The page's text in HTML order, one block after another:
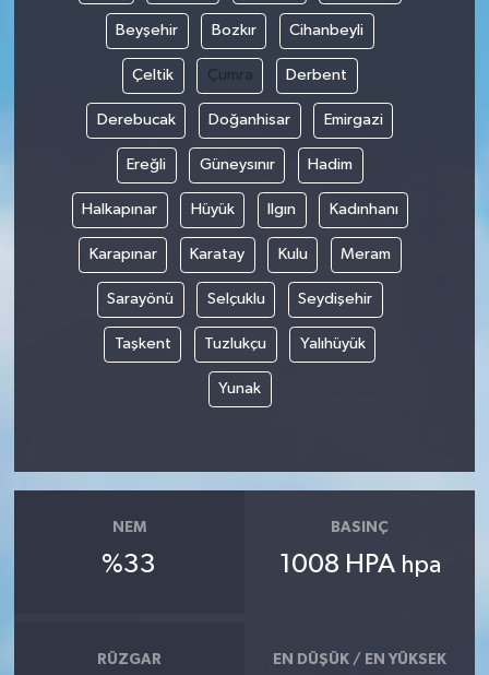
Beyşehir Bozkır Cihanbeyli
Çeltik Çumra Derbent
Derebucak Doğanhisar Emirgazi
Ereğli Güneysınır Hadim
Halkapınar Hüyük Ilgın Kadınhanı
Karapınar Karatay Kulu Meram
Sarayönü Selçuklu Seydişehir
Taşkent Tuzlukçu Yalıhüyük
Yunak
NEM
%33
BASINÇ
1008 HPA hpa
RÜZGAR EN DÜŞÜK / EN YÜKSEK